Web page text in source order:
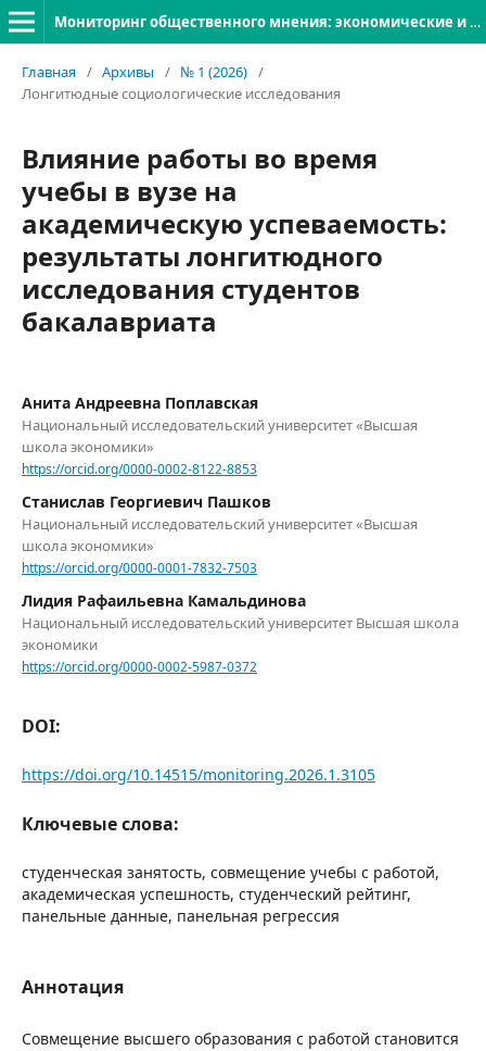
Мониторинг общественного мнения: экономические и социальные перемены
Главная / Архивы / № 1 (2026) /
Лонгитюдные социологические исследования
Влияние работы во время
учебы в вузе на
академическую успеваемость:
результаты лонгитюдного
исследования студентов
бакалавриата
Анита Андреевна Поплавская
Национальный исследовательский университет «Высшая
школа экономики»
https://orcid.org/0000-0002-8122-8853
Станислав Георгиевич Пашков
Национальный исследовательский университет «Высшая
школа экономики»
https://orcid.org/0000-0001-7832-7503
Лидия Рафаильевна Камальдинова
Национальный исследовательский университет Высшая школа
экономики
https://orcid.org/0000-0002-5987-0372
DOI:
https://doi.org/10.14515/monitoring.2026.1.3105
Ключевые слова:
студенческая занятость, совмещение учебы с работой,
академическая успешность, студенческий рейтинг,
панельные данные, панельная регрессия
Аннотация
Совмещение высшего образования с работой становится